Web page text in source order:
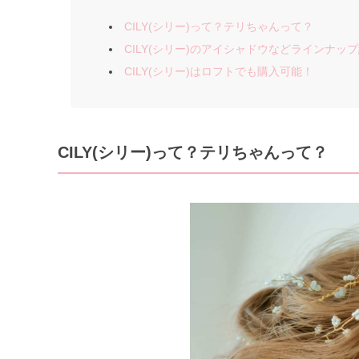
CILY(シリー)って？テリちゃんって？
CILY(シリー)のアイシャドウなどラインナッ
CILY(シリー)はロフトでも購入可能！
CILY(シリー)って？テリちゃんって？